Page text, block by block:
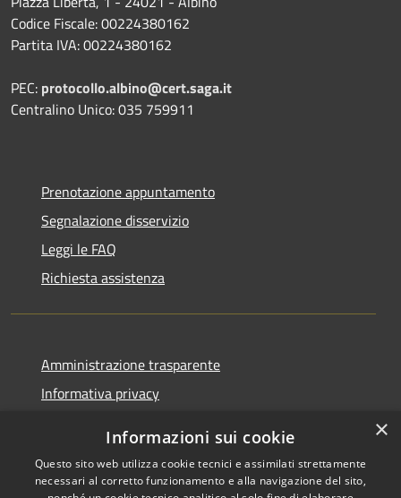
Codice Fiscale: 00224380162
Partita IVA: 00224380162
PEC: protocollo.albino@cert.saga.it
Centralino Unico: 035 759911
Prenotazione appuntamento
Segnalazione disservizio
Leggi le FAQ
Richiesta assistenza
Amministrazione trasparente
Informativa privacy
Dichiarazione di accessibilità
×
Informazioni sui cookie
Questo sito web utilizza cookie tecnici e assimilati strettamente
necessari al corretto funzionamento e alla navigazione del sito,